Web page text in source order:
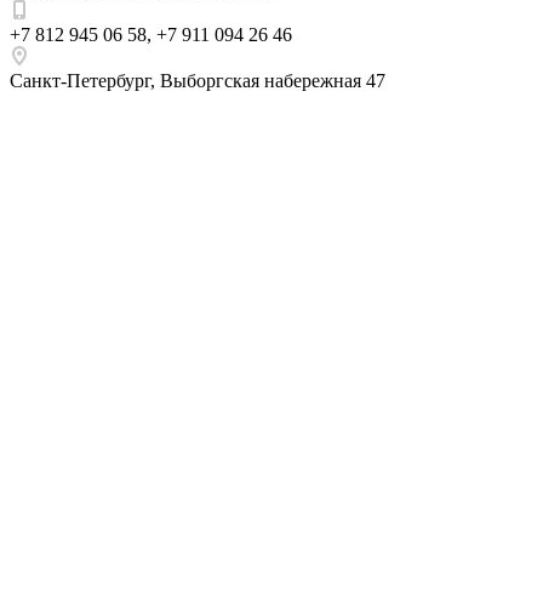
+7 812 945 06 58, +7 911 094 26 46
Санкт-Петербург, Выборгская набережная 47